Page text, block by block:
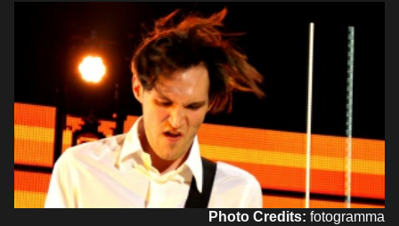
Photo Credits: fotogramma